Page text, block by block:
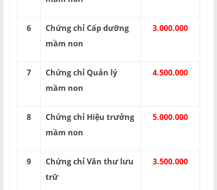
6
Chứng chỉ Cấp dưỡng
mầm non
3.000.000
7
Chứng chỉ Quản lý
mầm non
4.500.000
8
Chứng chỉ Hiệu trưởng
mầm non
5.000.000
9
Chứng chỉ Văn thư lưu
trữ
3.500.000